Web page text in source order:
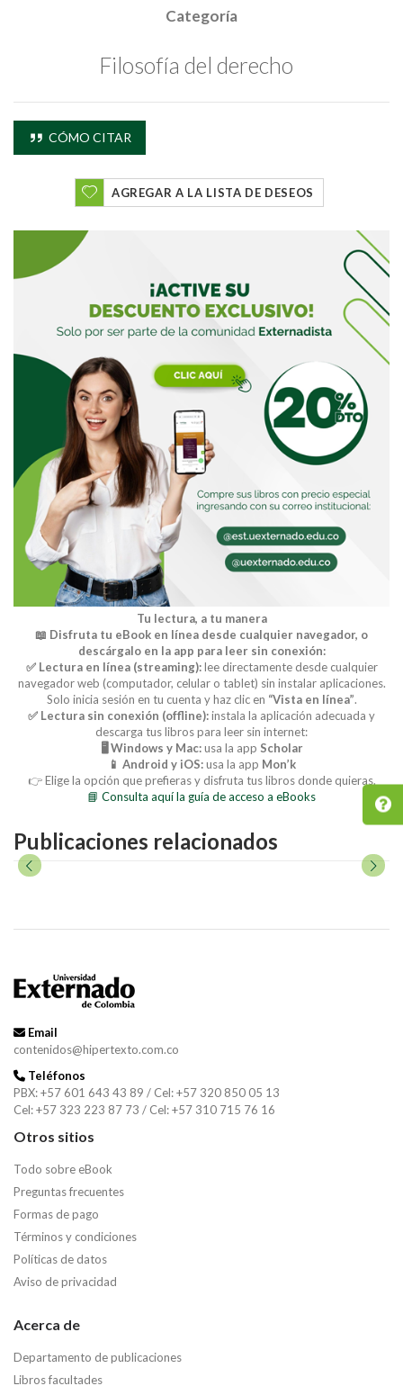
Buscar
Categoría
Filosofía del derecho
CÓMO CITAR
AGREGAR A LA LISTA DE DESEOS
Tu lectura, a tu manera
📖 Disfruta tu eBook en línea desde cualquier navegador, o
descárgalo en la app para leer sin conexión:
✅ Lectura en línea (streaming):lee directamente desde cualquier
navegador web (computador, celular o tablet) sin instalar aplicaciones.
Solo inicia sesión en tu cuenta y haz clic en “Vista en línea”.
✅ Lectura sin conexión (offline):instala la aplicación adecuada y
descarga tus libros para leer sin internet:
🖥️ Windows y Mac:usa la app Scholar
📱 Android y iOS:usa la app Mon’k
👉 Elige la opción que prefieras y disfruta tus libros donde quieras.
📘 Consulta aquí la guía de acceso a eBooks
Publicaciones relacionados
Email
contenidos@hipertexto.com.co
Teléfonos
PBX: +57 601 643 43 89 / Cel: +57 320 850 05 13
Cel: +57 323 223 87 73 / Cel: +57 310 715 76 16
Otros sitios
Todo sobre eBook
Preguntas frecuentes
Formas de pago
Términos y condiciones
Políticas de datos
Aviso de privacidad
Acerca de
Departamento de publicaciones
Libros facultades